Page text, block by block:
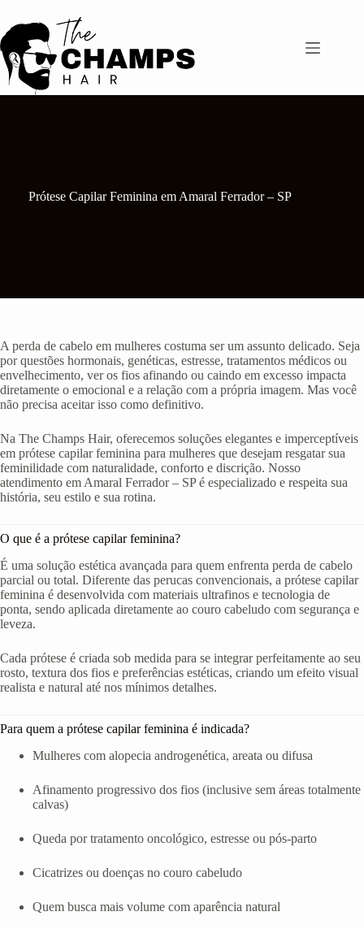
para
o
conteúdo
Prótese Capilar Feminina em Amaral Ferrador – SP
A perda de cabelo em mulheres costuma ser um assunto delicado. Seja
por questões hormonais, genéticas, estresse, tratamentos médicos ou
envelhecimento, ver os fios afinando ou caindo em excesso impacta
diretamente o emocional e a relação com a própria imagem. Mas você
não precisa aceitar isso como definitivo.
Na The Champs Hair, oferecemos soluções elegantes e imperceptíveis
em prótese capilar feminina para mulheres que desejam resgatar sua
feminilidade com naturalidade, conforto e discrição. Nosso
atendimento em Amaral Ferrador – SP é especializado e respeita sua
história, seu estilo e sua rotina.
O que é a prótese capilar feminina?
É uma solução estética avançada para quem enfrenta perda de cabelo
parcial ou total. Diferente das perucas convencionais, a prótese capilar
feminina é desenvolvida com materiais ultrafinos e tecnologia de
ponta, sendo aplicada diretamente ao couro cabeludo com segurança e
leveza.
Cada prótese é criada sob medida para se integrar perfeitamente ao seu
rosto, textura dos fios e preferências estéticas, criando um efeito visual
realista e natural até nos mínimos detalhes.
Para quem a prótese capilar feminina é indicada?
Mulheres com alopecia androgenética, areata ou difusa
Afinamento progressivo dos fios (inclusive sem áreas totalmente
calvas)
Queda por tratamento oncológico, estresse ou pós-parto
Cicatrizes ou doenças no couro cabeludo
Quem busca mais volume com aparência natural